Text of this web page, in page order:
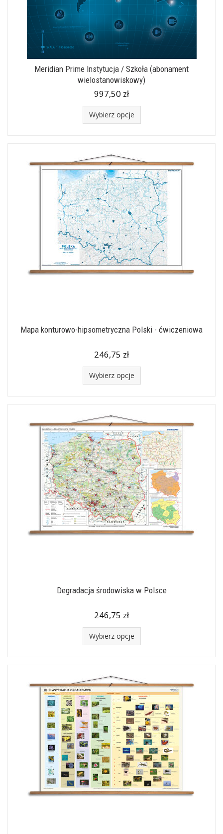
Meridian Prime Instytucja / Szkoła (abonament
wielostanowiskowy)
997,50 zł
Wybierz opcje
Mapa konturowo-hipsometryczna Polski - ćwiczeniowa
246,75 zł
Wybierz opcje
Degradacja środowiska w Polsce
246,75 zł
Wybierz opcje